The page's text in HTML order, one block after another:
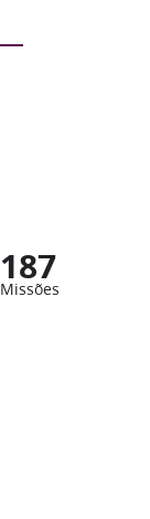
187
Missões